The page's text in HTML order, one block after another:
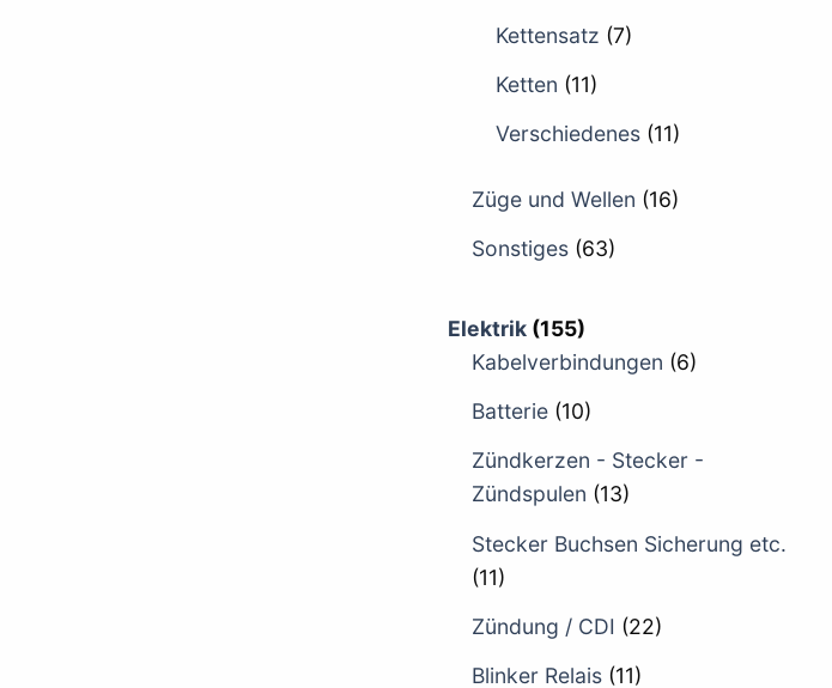
Kettensatz (7)
Ketten (11)
Verschiedenes (11)
Züge und Wellen (16)
Sonstiges (63)
Elektrik (155)
Kabelverbindungen (6)
Batterie (10)
Zündkerzen - Stecker -
Zündspulen (13)
Stecker Buchsen Sicherung etc.
(11)
Zündung / CDI (22)
Blinker Relais (11)